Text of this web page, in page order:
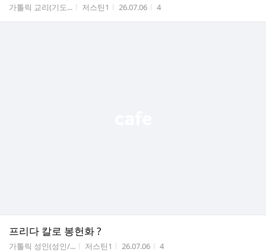
게시판명
가톨릭 교리(기도... 작성자
저스틴1 작성시간
26.07.06 조회수
4
프리다 칼로 봉헌화 ?
게시판명
가톨릭 성인(성인/... 작성자
저스틴1 작성시간
26.07.06 조회수
4